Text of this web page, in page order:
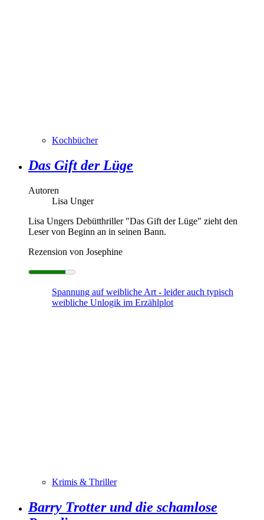
Kochbücher
Das Gift der Lüge
Autoren
Lisa Unger
Lisa Ungers Debütthriller "Das Gift der Lüge" zieht den
Leser von Beginn an in seinen Bann.
Rezension von Josephine
Spannung auf weibliche Art - leider auch typisch
weibliche Unlogik im Erzählplot
Krimis & Thriller
Barry Trotter und die schamlose